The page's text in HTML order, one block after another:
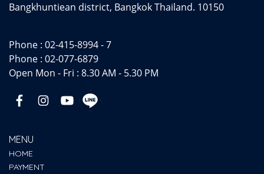
Bangkhuntiean district, Bangkok Thailand. 10150
Phone : 02-415-8994 - 7
Phone : 02-077-6879
Open Mon - Fri : 8.30 AM - 5.30 PM
MENU
HOME
PAYMENT